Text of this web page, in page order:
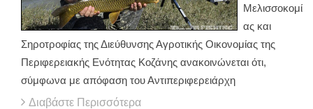
Μελισσοκομί
ας και
Σηροτροφίας της Διεύθυνσης Αγροτικής Οικονομίας της
Περιφερειακής Ενότητας Κοζάνης ανακοινώνεται ότι,
σύμφωνα με απόφαση του Αντιπεριφερειάρχη
Διαβάστε Περισσότερα